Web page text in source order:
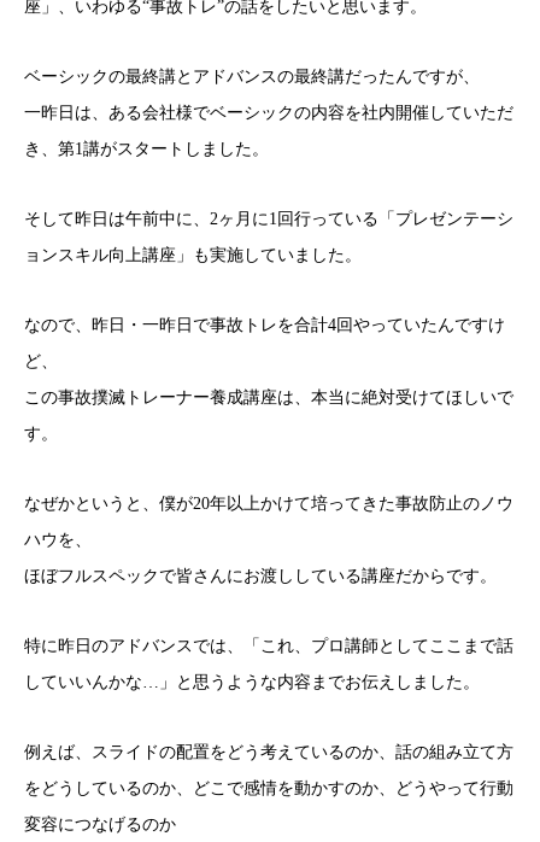
座」、いわゆる“事故トレ”の話をしたいと思います。
ベーシックの最終講とアドバンスの最終講だったんですが、
一昨日は、ある会社様でベーシックの内容を社内開催していただ
き、第1講がスタートしました。
そして昨日は午前中に、2ヶ月に1回行っている「プレゼンテーシ
ョンスキル向上講座」も実施していました。
なので、昨日・一昨日で事故トレを合計4回やっていたんですけ
ど、
この事故撲滅トレーナー養成講座は、本当に絶対受けてほしいで
す。
なぜかというと、僕が20年以上かけて培ってきた事故防止のノウ
ハウを、
ほぼフルスペックで皆さんにお渡ししている講座だからです。
特に昨日のアドバンスでは、「これ、プロ講師としてここまで話
していいんかな…」と思うような内容までお伝えしました。
例えば、スライドの配置をどう考えているのか、話の組み立て方
をどうしているのか、どこで感情を動かすのか、どうやって行動
変容につなげるのか